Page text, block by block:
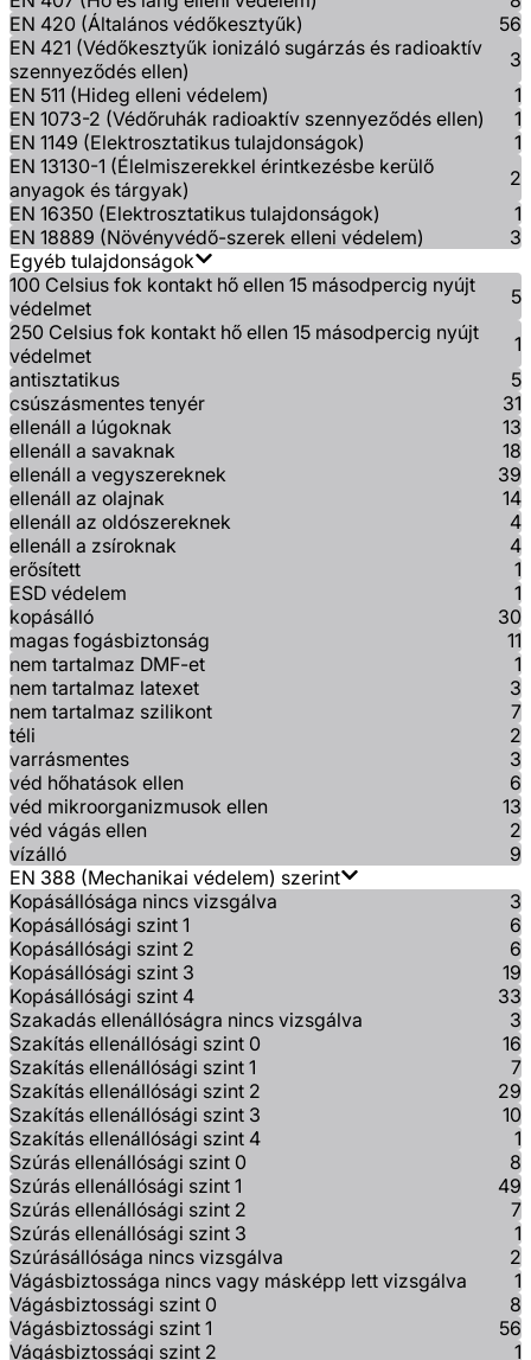
EN 420 (Általános védőkesztyűk)
56
EN 421 (Védőkesztyűk ionizáló sugárzás és radioaktív
szennyeződés ellen)
3
EN 511 (Hideg elleni védelem)
1
EN 1073-2 (Védőruhák radioaktív szennyeződés ellen)
1
EN 1149 (Elektrosztatikus tulajdonságok)
1
EN 13130-1 (Élelmiszerekkel érintkezésbe kerülő
anyagok és tárgyak)
2
EN 16350 (Elektrosztatikus tulajdonságok)
1
EN 18889 (Növényvédő-szerek elleni védelem)
3
Egyéb tulajdonságok
100 Celsius fok kontakt hő ellen 15 másodpercig nyújt
védelmet
5
250 Celsius fok kontakt hő ellen 15 másodpercig nyújt
védelmet
1
antisztatikus
5
csúszásmentes tenyér
31
ellenáll a lúgoknak
13
ellenáll a savaknak
18
ellenáll a vegyszereknek
39
ellenáll az olajnak
14
ellenáll az oldószereknek
4
ellenáll a zsíroknak
4
erősített
1
ESD védelem
1
kopásálló
30
magas fogásbiztonság
11
nem tartalmaz DMF-et
1
nem tartalmaz latexet
3
nem tartalmaz szilikont
7
téli
2
varrásmentes
3
véd hőhatások ellen
6
véd mikroorganizmusok ellen
13
véd vágás ellen
2
vízálló
9
EN 388 (Mechanikai védelem) szerint
Kopásállósága nincs vizsgálva
3
Kopásállósági szint 1
6
Kopásállósági szint 2
6
Kopásállósági szint 3
19
Kopásállósági szint 4
33
Szakadás ellenállóságra nincs vizsgálva
3
Szakítás ellenállósági szint 0
16
Szakítás ellenállósági szint 1
7
Szakítás ellenállósági szint 2
29
Szakítás ellenállósági szint 3
10
Szakítás ellenállósági szint 4
1
Szúrás ellenállósági szint 0
8
Szúrás ellenállósági szint 1
49
Szúrás ellenállósági szint 2
7
Szúrás ellenállósági szint 3
1
Szúrásállósága nincs vizsgálva
2
Vágásbiztossága nincs vagy másképp lett vizsgálva
1
Vágásbiztossági szint 0
8
Vágásbiztossági szint 1
56
Vágásbiztossági szint 2
1